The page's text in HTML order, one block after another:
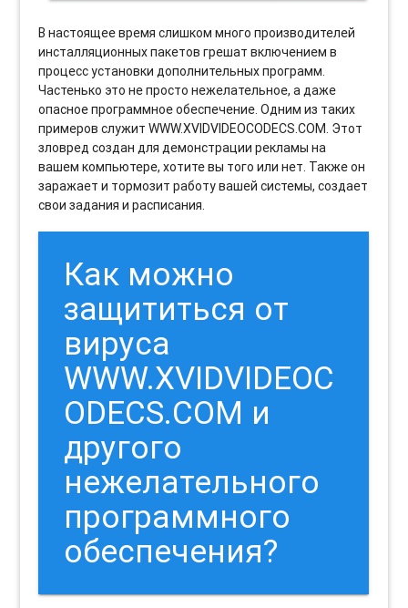
В настоящее время слишком много производителей
инсталляционных пакетов грешат включением в
процесс установки дополнительных программ.
Частенько это не просто нежелательное, а даже
опасное программное обеспечение. Одним из таких
примеров служит WWW.XVIDVIDEOCODECS.COM. Этот
зловред создан для демонстрации рекламы на
вашем компьютере, хотите вы того или нет. Также он
заражает и тормозит работу вашей системы, создает
свои задания и расписания.
Как можно
защититься от
вируса
WWW.XVIDVIDEOC
ODECS.COM и
другого
нежелательного
программного
обеспечения?